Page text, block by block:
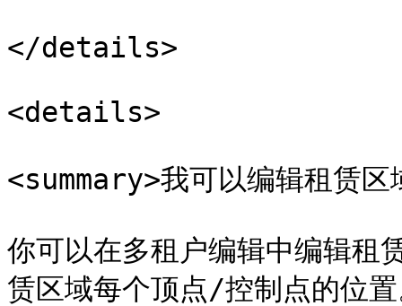
</details>
<details>
<summary>我可以编辑租赁
你可以在多租户编辑中编辑租
赁区域每个顶点/控制点的位